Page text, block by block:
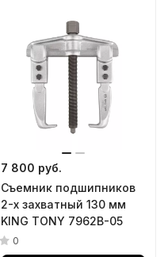
7 800 руб.
Съемник подшипников
2-х захватный 130 мм
KING TONY 7962B-05
0